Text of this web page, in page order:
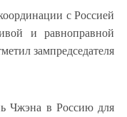
с Россией
и равноправной
зампредседателя
Чжэна в Россию для